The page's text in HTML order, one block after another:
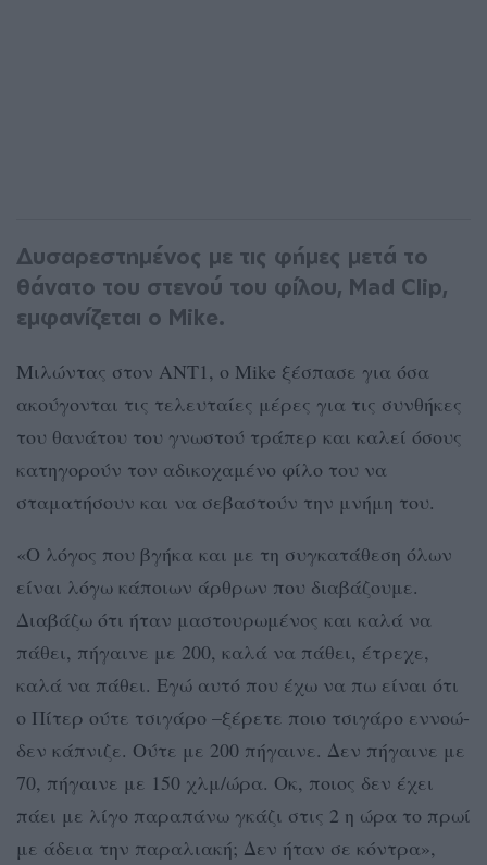
Δυσαρεστημένος με τις φήμες μετά το
θάνατο του στενού του φίλου, Mad Clip,
εμφανίζεται ο Mike.
Μιλώντας στον ΑΝΤ1, ο Mike ξέσπασε για όσα
ακούγονται τις τελευταίες μέρες για τις συνθήκες
του θανάτου του γνωστού τράπερ και καλεί όσους
κατηγορούν τον αδικοχαμένο φίλο του να
σταματήσουν και να σεβαστούν την μνήμη του.
«Ο λόγος που βγήκα και με τη συγκατάθεση όλων
είναι λόγω κάποιων άρθρων που διαβάζουμε.
Διαβάζω ότι ήταν μαστουρωμένος και καλά να
πάθει, πήγαινε με 200, καλά να πάθει, έτρεχε,
καλά να πάθει. Εγώ αυτό που έχω να πω είναι ότι
ο Πίτερ ούτε τσιγάρο –ξέρετε ποιο τσιγάρο εννοώ-
δεν κάπνιζε. Ούτε με 200 πήγαινε. Δεν πήγαινε με
70, πήγαινε με 150 χλμ/ώρα. Οκ, ποιος δεν έχει
πάει με λίγο παραπάνω γκάζι στις 2 η ώρα το πρωί
με άδεια την παραλιακή; Δεν ήταν σε κόντρα»,